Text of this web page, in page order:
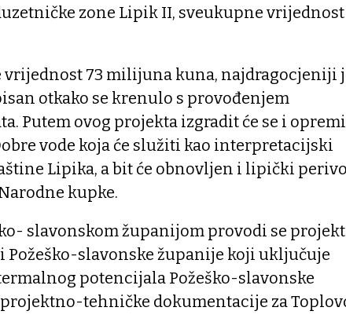
zone Lipik II, sveukupne vrijednost
vrijednost 73 milijuna kuna, najdragocjeniji
otkako se krenulo s provođenjem
Putem ovog projekta izgradit će se i
vode koja će služiti kao interpretacijski
Lipika, a bit će obnovljen i lipički
kupke.
slavonskom županijom provodi se projekt
Požeško-slavonske županije koji uključuje
potencijala Požeško-slavonske
tehničke dokumentacije za